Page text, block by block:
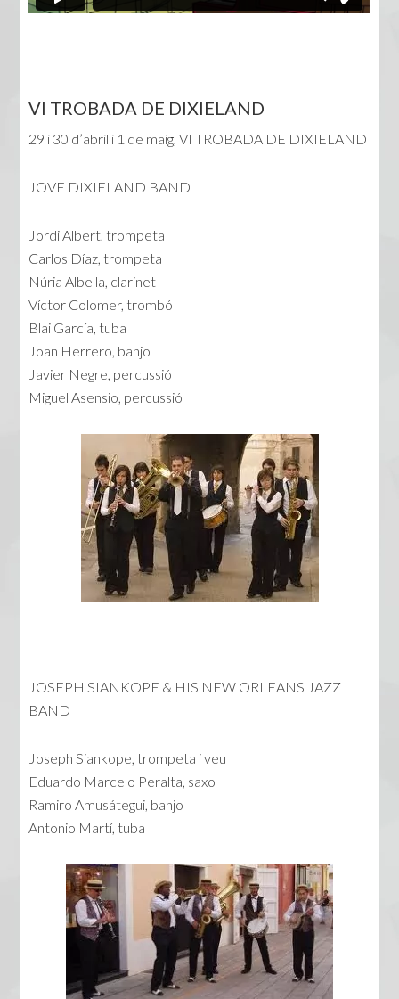
VI TROBADA DE DIXIELAND
29 i 30 d’abril i 1 de maig, VI TROBADA DE DIXIELAND
JOVE DIXIELAND BAND
Jordi Albert, trompeta
Carlos Díaz, trompeta
Núria Albella, clarinet
Víctor Colomer, trombó
Blai García, tuba
Joan Herrero, banjo
Javier Negre, percussió
Miguel Asensio, percussió
JOSEPH SIANKOPE & HIS NEW ORLEANS JAZZ
BAND
Joseph Siankope, trompeta i veu
Eduardo Marcelo Peralta, saxo
Ramiro Amusátegui, banjo
Antonio Martí, tuba